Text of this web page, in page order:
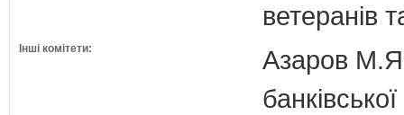
ветеранів
Інші комітети:
Азаров М.Я.